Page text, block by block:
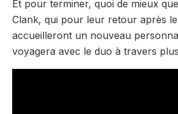
Et pour terminer, quoi de mieux
Clank, qui pour leur retour après
accueilleront un nouveau
voyagera avec le duo à travers